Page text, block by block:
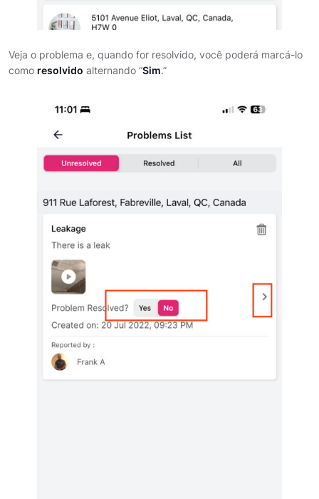
Veja o problema e, quando for resolvido, você poderá marcá-lo
como resolvido alternando “Sim.”